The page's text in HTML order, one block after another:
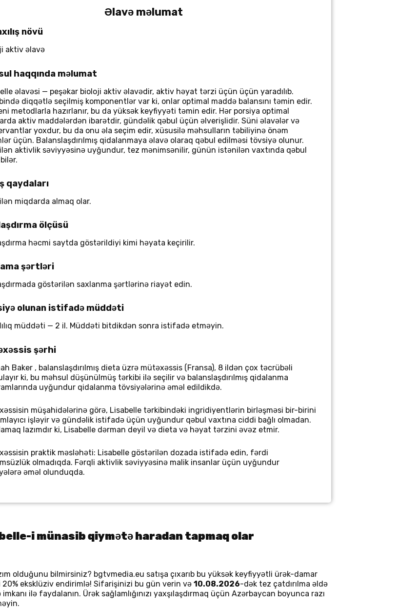
Əlavə məlumat
növü
aktiv əlavə
haqqında məlumat
əlavəsi — peşəkar bioloji aktiv əlavədir, aktiv həyat tərzi üçün üçün yaradılıb.
diqqətlə seçilmiş komponentlər var ki, onlar optimal maddə balansını təmin edir.
metodlarla hazırlanır, bu da yüksək keyfiyyəti təmin edir. Hər porsiya optimal
aktiv maddələrdən ibarətdir, gündəlik qəbul üçün əlverişlidir. Süni əlavələr və
yoxdur, bu da onu əla seçim edir, xüsusilə məhsulların təbiliyinə önəm
üçün. Balanslaşdırılmış qidalanmaya əlavə olaraq qəbul edilməsi tövsiyə olunur.
aktivlik səviyyəsinə uyğundur, tez mənimsənilir, günün istənilən vaxtında qəbul
qaydaları
miqdarda almaq olar.
ölçüsü
həcmi saytda göstərildiyi kimi həyata keçirilir.
şərtləri
göstərilən saxlanma şərtlərinə riayət edin.
olunan istifadə müddəti
müddəti — 2 il. Müddəti bitdikdən sonra istifadə etməyin.
şərhi
Baker , balanslaşdırılmış dieta üzrə mütəxəssis (Fransa), 8 ildən çox təcrübəli
ki, bu məhsul düşünülmüş tərkibi ilə seçilir və balanslaşdırılmış qidalanma
uyğundur qidalanma tövsiyələrinə əməl edildikdə.
müşahidələrinə görə, Lisabelle tərkibindəki ingridiyentlərin birləşməsi bir-birini
işləyir və gündəlik istifadə üçün uyğundur qəbul vaxtına ciddi bağlı olmadan.
lazımdır ki, Lisabelle dərman deyil və dieta və həyat tərzini əvəz etmir.
praktik məsləhəti: Lisabelle göstərilən dozada istifadə edin, fərdi
olmadıqda. Fərqli aktivlik səviyyəsinə malik insanlar üçün uyğundur
əməl olunduqda.
i münasib qiymətə haradan tapmaq olar
olduğunu bilmirsiniz? bgtvmedia.eu satışa çıxarıb bu yüksək keyfiyyətli ürək-damar
eksklüziv endirimlə! Sifarişinizi bu gün verin və 10.08.2026-dək tez çatdırılma əldə
ilə faydalanın. Ürək sağlamlığınızı yaxşılaşdırmaq üçün Azərbaycan boyunca razı